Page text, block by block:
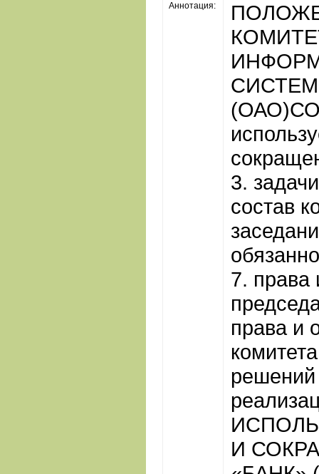
Аннотация:
СИСТЕМ
3.
состав
7. права
права и
решений
И